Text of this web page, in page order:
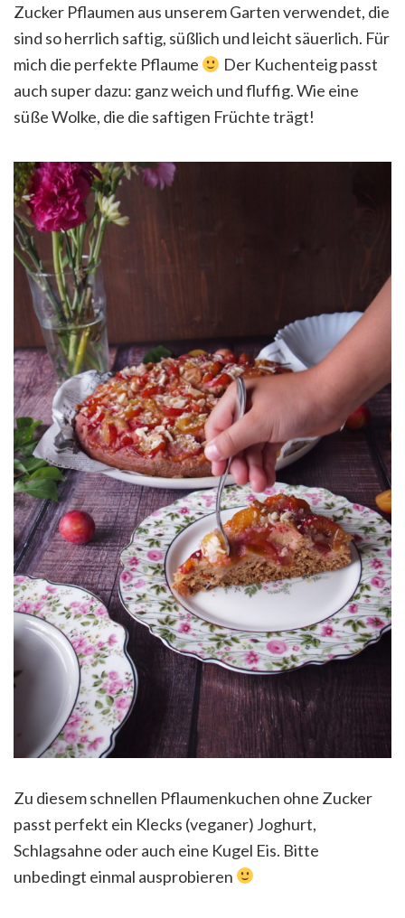
Zucker Pflaumen aus unserem Garten verwendet, die
sind so herrlich saftig, süßlich und leicht säuerlich. Für
mich die perfekte Pflaume
Der Kuchenteig passt
auch super dazu: ganz weich und fluffig. Wie eine
süße Wolke, die die saftigen Früchte trägt!
Zu diesem schnellen Pflaumenkuchen ohne Zucker
passt perfekt ein Klecks (veganer) Joghurt,
Schlagsahne oder auch eine Kugel Eis. Bitte
unbedingt einmal ausprobieren